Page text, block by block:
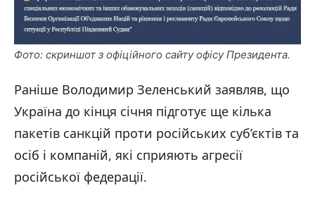
Фото: скриншот з офіційного сайту офісу Президента.
Раніше Володимир Зеленський заявляв, що
Україна до кінця січня підготує ще кілька
пакетів санкцій проти російських суб’єктів та
осіб і компаній, які сприяють агресії
російської федерації.